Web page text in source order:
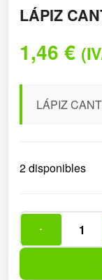
LÁPIZ
1,46 €
LÁPIZ
2 disponibles
CANTERO
-